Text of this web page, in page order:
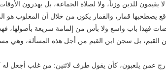
للدين وزناً، ولا لصلاة الجماعة، بل يهدرون
يصطحبها قمار، والقمار يكون من خلال أن المغلوب هو
فهذا باب واسع ولا بأس من إلمامة سريعة بأصولها،
القيم، بل سجن ابن القيم من أجل هذه المسألة، وهي
عمن يلعبون، كأن يقول طرف لاثنين: من غلب أجعل له